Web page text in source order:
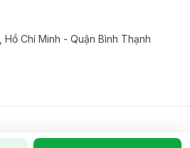
Chí Minh - Quận Bình Thạnh